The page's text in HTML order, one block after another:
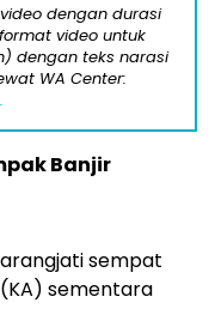
dengan durasi
video untuk
dengan teks narasi
WA Center:
Banjir
sempat
sementara